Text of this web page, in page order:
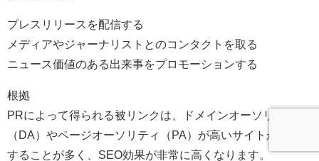
プレスリリースを配信する
メディアやジャーナリストとのコンタクトを取る
ニュース価値のある出来事をプロモーションする
根拠
PRによって得られる被リンクは、ドメインオーソリティ
（DA）やページオーソリティ（PA）が高いサイトから発生
することが多く、SEO効果が非常に高くなります。